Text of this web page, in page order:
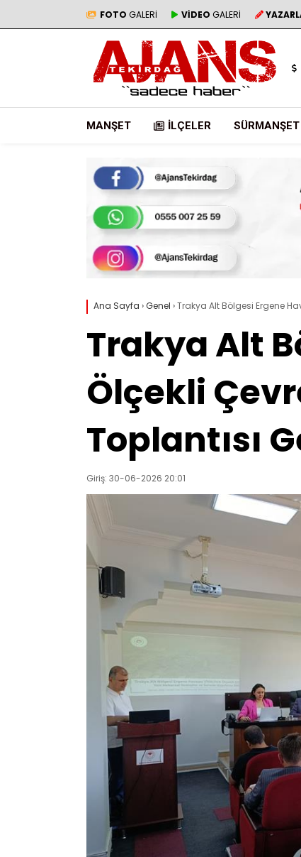
FOTO GALERİ VİDEO GALERİ
MANŞET İLÇELER SÜRMANŞET
Ana Sayfa ›Genel ›Trakya Alt Bölgesi Ergene
Trakya Alt
Ölçekli
Toplantısı
Giriş: 30-06-2026 20:01